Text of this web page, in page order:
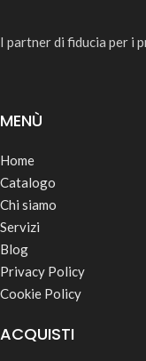
I partner di fiducia per i
MENÙ
Home
Catalogo
Chi siamo
Servizi
Blog
Privacy Policy
Cookie Policy
ACQUISTI